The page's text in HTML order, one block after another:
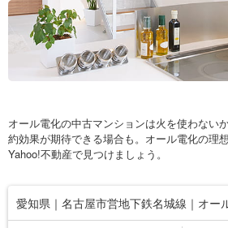
オール電化の中古マンションは火を使わない
約効果が期待できる場合も。オール電化の理
Yahoo!不動産で見つけましょう。
愛知県｜名古屋市営地下鉄名城線｜オー